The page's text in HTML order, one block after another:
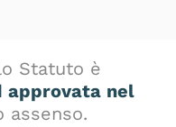
Statuto è
approvata nel
assenso.